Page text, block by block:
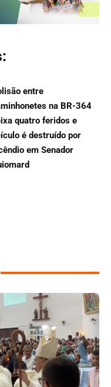
entre
na BR-364
quatro feridos e
é destruído por
em Senador